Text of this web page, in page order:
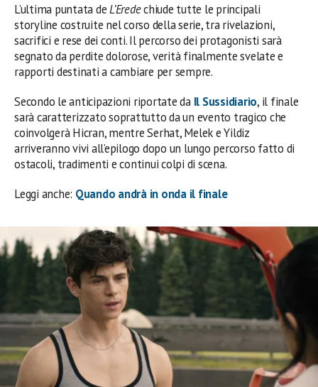
L’ultima puntata deL’Eredechiude tutte le principali
storyline costruite nel corso della serie, tra rivelazioni,
sacrifici e rese dei conti. Il percorso dei protagonisti sarà
segnato da perdite dolorose, verità finalmente svelate e
rapporti destinati a cambiare per sempre.
Secondo le anticipazioni riportate da Il Sussidiario, il finale
sarà caratterizzato soprattutto da un evento tragico che
coinvolgerà Hicran, mentre Serhat, Melek e Yildiz
arriveranno vivi all’epilogo dopo un lungo percorso fatto di
ostacoli, tradimenti e continui colpi di scena.
Leggi anche: Quando andrà in onda il finale